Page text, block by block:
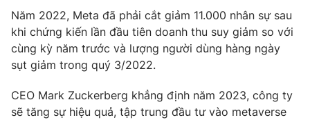
Ðiện thoại Thời báo VTV:024.66 897 897
Email:toasoan@vtv.vn
Liên hệ quảng cáo:024-7300.7108
Năm 2022, Meta đã phải cắt giảm 11.000 nhân sự sau
khi chứng kiến lần đầu tiên doanh thu suy giảm so với
cùng kỳ năm trước và lượng người dùng hàng ngày
sụt giảm trong quý 3/2022.
CEO Mark Zuckerberg khẳng định năm 2023, công ty
sẽ tăng sự hiệu quả, tập trung đầu tư vào metaverse